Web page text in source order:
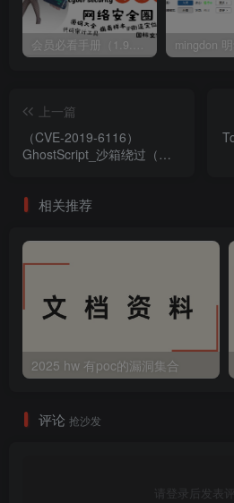
会员必看手册（1.9.0版本 26.4.5更新）
上一篇
（CVE-2019-6116）
GhostScript_沙箱绕过（命
相关推荐
2025 hw 有poc的漏洞集合
评论 抢沙发
请登录后发表